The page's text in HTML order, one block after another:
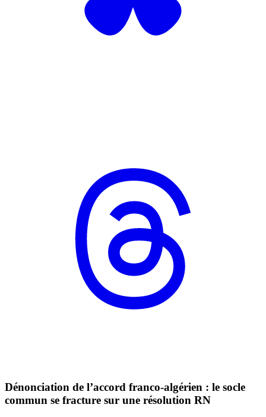
Dénonciation de l’accord franco-algérien : le socle
commun se fracture sur une résolution RN